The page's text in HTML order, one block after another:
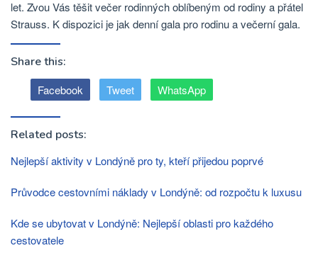
let. Zvou Vás těšit večer rodinných oblíbeným od rodiny a přátel
Strauss. K dispozici je jak denní gala pro rodinu a večerní gala.
Share this:
Facebook Tweet WhatsApp
Related posts:
Nejlepší aktivity v Londýně pro ty, kteří přijedou poprvé
Průvodce cestovními náklady v Londýně: od rozpočtu k luxusu
Kde se ubytovat v Londýně: Nejlepší oblasti pro každého
cestovatele